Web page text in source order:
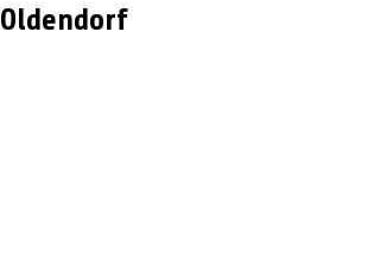
Oldendorf